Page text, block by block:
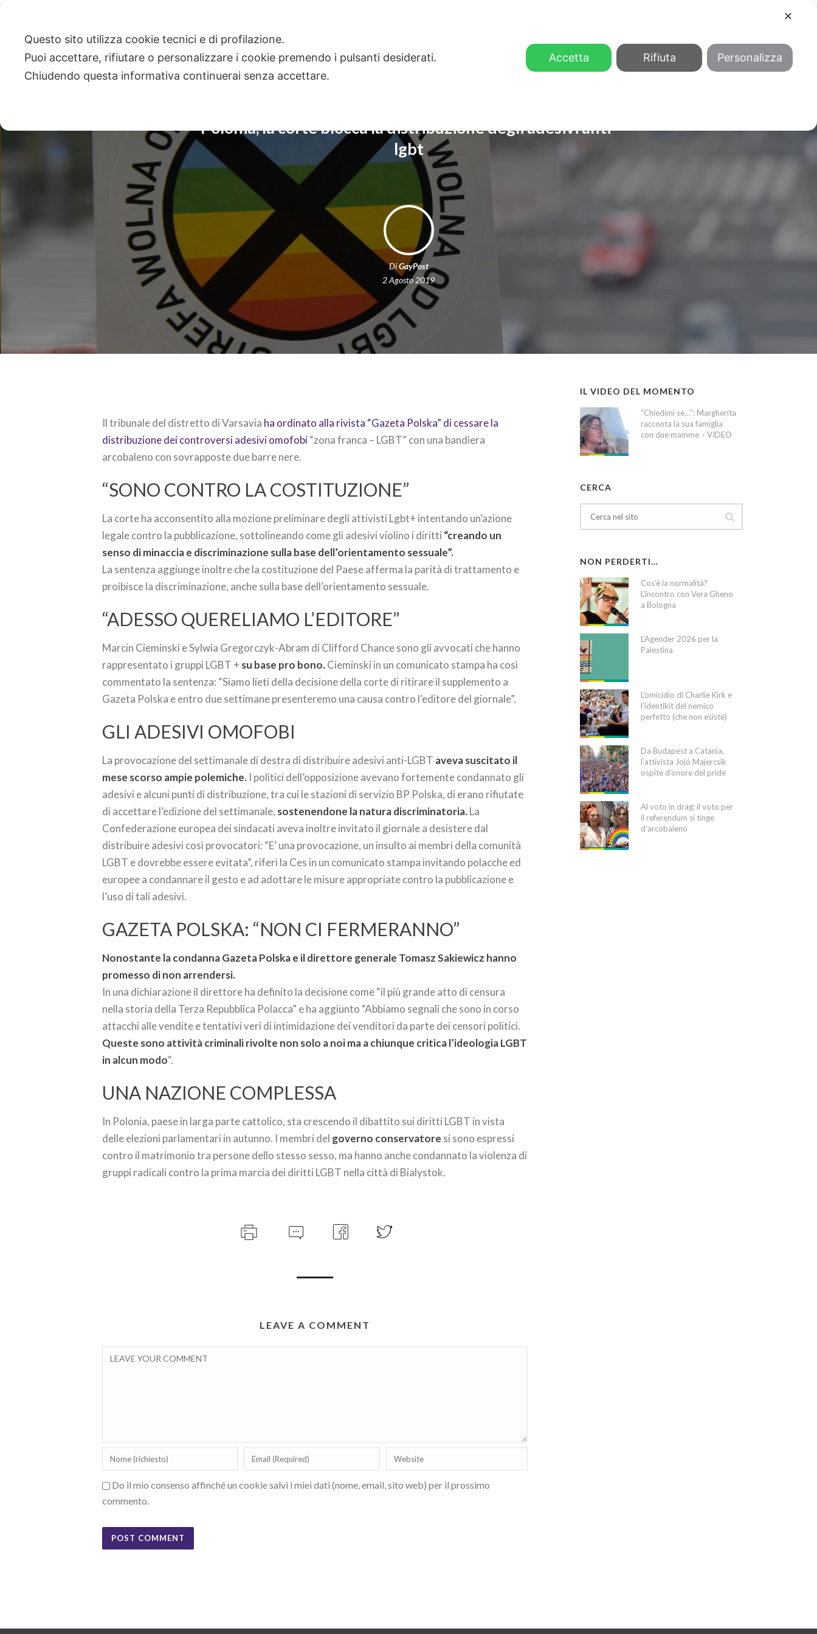
Polonia, la corte blocca la distribuzione degli adesivi anti-
lgbt
DiGayPost
2 Agosto 2019
Il tribunale del distretto di Varsavia ha ordinato alla rivista “Gazeta Polska” di cessare la
distribuzione dei controversi adesivi omofobi“zona franca – LGBT” con una bandiera
arcobaleno con sovrapposte due barre nere.
“SONO CONTRO LA COSTITUZIONE”
La corte ha acconsentito alla mozione preliminare degli attivisti Lgbt+ intentando un’azione
legale contro la pubblicazione, sottolineando come gli adesivi violino i diritti “creando un
senso di minaccia e discriminazione sulla base dell’orientamento sessuale”.
La sentenza aggiunge inoltre che la costituzione del Paese afferma la parità di trattamento e
proibisce la discriminazione, anche sulla base dell’orientamento sessuale.
“ADESSO QUERELIAMO L’EDITORE”
Marcin Cieminski e Sylwia Gregorczyk-Abram di Clifford Chance sono gli avvocati che hanno
rappresentato i gruppi LGBT + su base pro bono.Cieminski in un comunicato stampa ha così
commentato la sentenza: “Siamo lieti della decisione della corte di ritirare il supplemento a
Gazeta Polska e entro due settimane presenteremo una causa contro l’editore del giornale”.
GLI ADESIVI OMOFOBI
La provocazione del settimanale di destra di distribuire adesivi anti-LGBT aveva suscitato il
mese scorso ampie polemiche. I politici dell’opposizione avevano fortemente condannato gli
adesivi e alcuni punti di distribuzione, tra cui le stazioni di servizio BP Polska, di erano rifiutate
di accettare l’edizione del settimanale, sostenendone la natura discriminatoria.La
Confederazione europea dei sindacati aveva inoltre invitato il giornale a desistere dal
distribuire adesivi così provocatori: “E’ una provocazione, un insulto ai membri della comunità
LGBT e dovrebbe essere evitata”, riferì la Ces in un comunicato stampa invitando polacche ed
europee a condannare il gesto e ad adottare le misure appropriate contro la pubblicazione e
l’uso di tali adesivi.
GAZETA POLSKA: “NON CI FERMERANNO”
Nonostante la condanna Gazeta Polska e il direttore generale Tomasz Sakiewicz hanno
promesso di non arrendersi.
In una dichiarazione il direttore ha definito la decisione come “il più grande atto di censura
nella storia della Terza Repubblica Polacca” e ha aggiunto “Abbiamo segnali che sono in corso
attacchi alle vendite e tentativi veri di intimidazione dei venditori da parte dei censori politici.
Queste sono attività criminali rivolte non solo a noi ma a chiunque critica l’ideologia LGBT
in alcun modo“.
UNA NAZIONE COMPLESSA
In Polonia, paese in larga parte cattolico, sta crescendo il dibattito sui diritti LGBT in vista
delle elezioni parlamentari in autunno. I membri del governo conservatore si sono espressi
contro il matrimonio tra persone dello stesso sesso, ma hanno anche condannato la violenza di
gruppi radicali contro la prima marcia dei diritti LGBT nella città di Bialystok.
LEAVE A COMMENT
Do il mio consenso affinché un cookie salvi i miei dati (nome, email, sito web) per il prossimo
commento.
IL VIDEO DEL MOMENTO
“Chiedimi se…”: Margherita
racconta la sua famiglia
con due mamme – VIDEO
CERCA
NON PERDERTI…
Cos’è la normalità?
L’incontro con Vera Gheno
a Bologna
L’Agender 2026 per la
Palestina
L’omicidio di Charlie Kirk e
l’identikit del nemico
perfetto (che non esiste)
Da Budapest a Catania,
l’attivista Jojó Majercsik
ospite d’onore del pride
Al voto in drag: il voto per
il referendum si tinge
d’arcobaleno
✕
Questo sito utilizza cookie tecnici e di profilazione.
Puoi accettare, rifiutare o personalizzare i cookie premendo i pulsanti desiderati.
Chiudendo questa informativa continuerai senza accettare.
Accetta Rifiuta Personalizza